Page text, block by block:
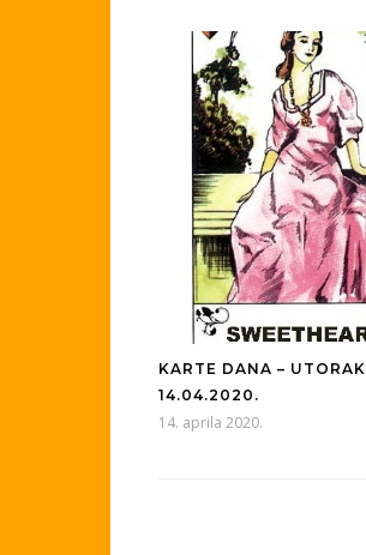
KARTE DANA – UTORAK
14.04.2020.
14. aprila 2020.